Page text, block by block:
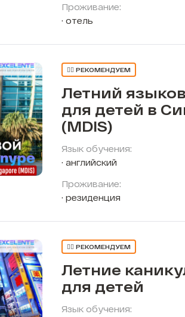
Проживание:
отель
👍🏼 РЕКОМЕНДУЕМ
Летний
для детей в
(MDIS)
Язык обучения:
английский
Проживание:
резиденция
👍🏼 РЕКОМЕНДУЕМ
Летние
для детей
Язык обучения: